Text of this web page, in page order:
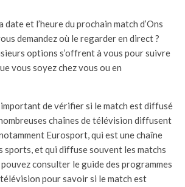
et l’heure du prochain match d’Ons
demandez où le regarder en direct ?
options s’offrent à vous pour suivre
vous soyez chez vous ou en
important de vérifier si le match est diffusé
chaînes de télévision diffusent
Eurosport, qui est une chaîne
sports, et qui diffuse souvent les matchs
pouvez consulter le guide des programmes
pour savoir si le match est